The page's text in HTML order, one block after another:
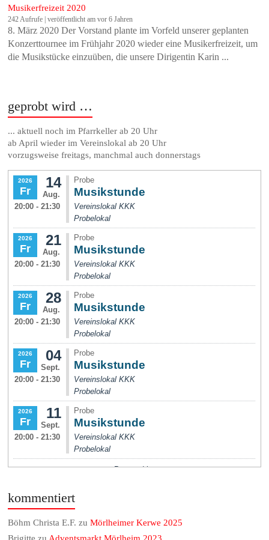
Musikerfreizeit 2020
242 Aufrufe |veröffentlicht am vor 6 Jahren
8. März 2020 Der Vorstand plante im Vorfeld unserer geplanten
Konzerttournee im Frühjahr 2020 wieder eine Musikerfreizeit, um
die Musikstücke einzuüben, die unsere Dirigentin Karin ...
geprobt wird …
... aktuell noch im Pfarrkeller ab 20 Uhr
ab April wieder im Vereinslokal ab 20 Uhr
vorzugsweise freitags, manchmal auch donnerstags
kommentiert
Böhm Christa E.F. zuMörlheimer Kerwe 2025